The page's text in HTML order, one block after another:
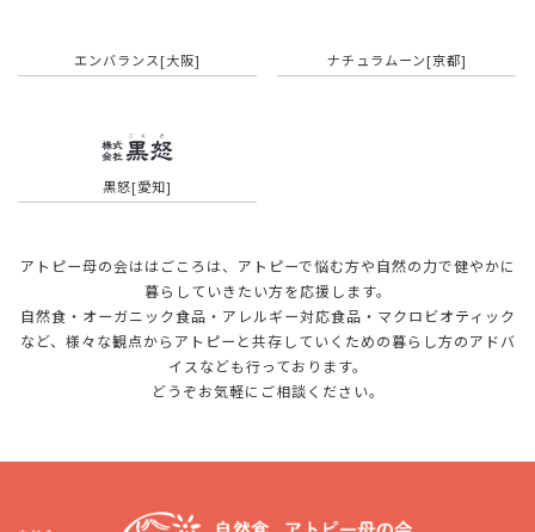
エンバランス[大阪] ナチュラムーン[京都]
黒怒[愛知]
アトピー母の会ははごころは、アトピーで悩む方や自然の力で健やかに
暮らしていきたい方を応援します。
自然食・オーガニック食品・アレルギー対応食品・マクロビオティック
など、様々な観点から アトピーと共存していくための暮らし方のアドバ
イスなども行っております。
どうぞお気軽にご相談ください。